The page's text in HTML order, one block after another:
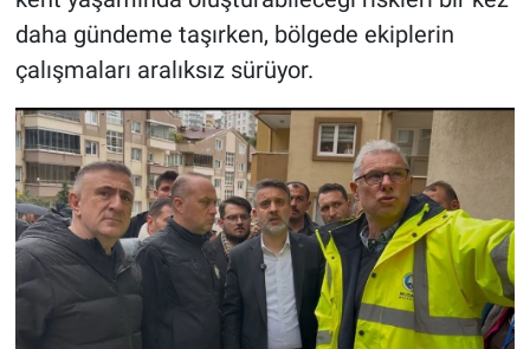
daha gündeme taşırken, bölgede ekiplerin
çalışmaları aralıksız sürüyor.